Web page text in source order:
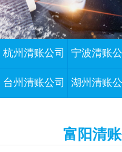
杭州清账公司 宁波清账
台州清账公司 湖州清账
富阳清